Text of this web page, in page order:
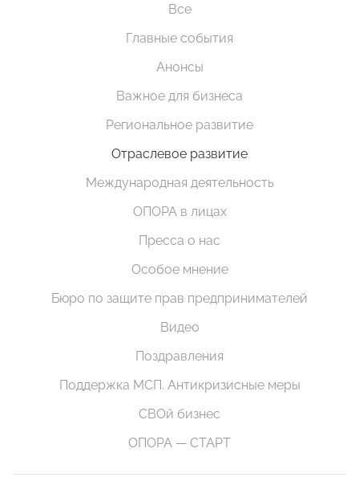
Все
Главные события
Анонсы
Важное для бизнеса
Региональное развитие
Отраслевое развитие
Международная деятельность
ОПОРА в лицах
Пресса о нас
Особое мнение
Бюро по защите прав предпринимателей
Видео
Поздравления
Поддержка МСП. Антикризисные меры
СВОй бизнес
ОПОРА — СТАРТ